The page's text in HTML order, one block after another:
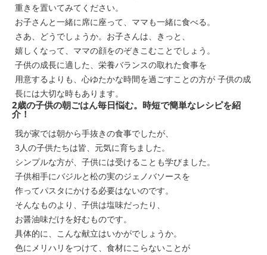
重きを置いてみてください。
お子さんと一緒に席に座って、ママも一緒に食べる。
さあ、どうでしょうか。お子さんは、きっと、
嬉しくなって、ママの顔をのぞきこむことでしょう。
子供の成長に適した、栄養バランスの取れた食事を
用意するよりも、心ゆたかな時間を過ごすことの方が 子供の成
長には大切な時もあります。
2歳の子供の朝ごはん毎日悩む。時短で簡単なレシピを紹
介！
我が家では朝から手抜きの食事でしたが、
3人の子供たちは皆、元気に育ちました。
シンプルな方が、子供には受けることも学びました。
子供相手にバジルと松の実のジェノバソースを
作ってパスタにかける必要はないのです。
そんなものより、子供は塩味だったり、
お醤油味だけを好むものです。
具体的に、こんな献立はいかがでしょうか。
色にメリハリをつけて、食材にこらないことが